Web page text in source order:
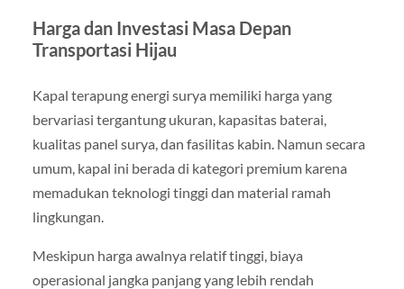
Harga dan Investasi Masa Depan
Transportasi Hijau
Kapal terapung energi surya memiliki harga yang
bervariasi tergantung ukuran, kapasitas baterai,
kualitas panel surya, dan fasilitas kabin. Namun secara
umum, kapal ini berada di kategori premium karena
memadukan teknologi tinggi dan material ramah
lingkungan.
Meskipun harga awalnya relatif tinggi, biaya
operasional jangka panjang yang lebih rendah